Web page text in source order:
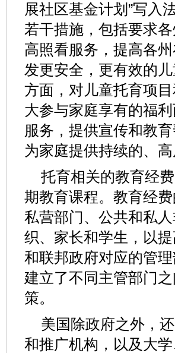
展社区基金计划”写入
若干措施，包括要求
高照看服务，提高各
发更安全，更有效的
方面，对儿童托育项
大参与家庭享有的福
服务，提供宣传和教
为家庭提供持续的、
托育相关的教育经
期教育课程。教育经
私营部门、公共和私
织、家长和学生，以
和联邦政府对应的管
建立了不同主管部门
策。
美国除政府之外，
和推广机构，以及大